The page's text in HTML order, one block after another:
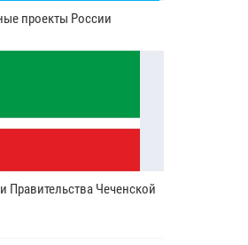
проекты России
Правительства Чеченской